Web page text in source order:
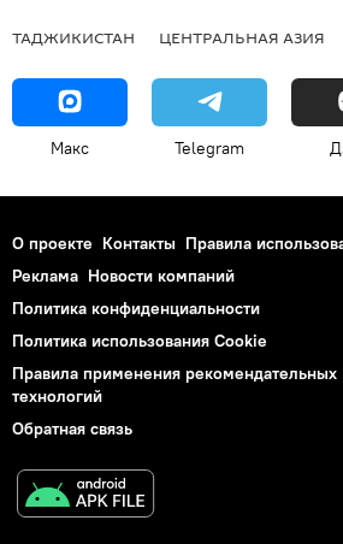
ТАДЖИКИСТАН ЦЕНТРАЛЬНАЯ АЗИЯ
Макс Telegram
О проекте Контакты Правила
Реклама Новости компаний
Политика конфиденциальности
Политика использования Cookie
Правила применения рекомендательных
технологий
Обратная связь